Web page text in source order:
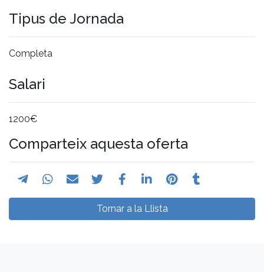
Tipus de Jornada
Completa
Salari
1200€
Comparteix aquesta oferta
Tornar a la Llista